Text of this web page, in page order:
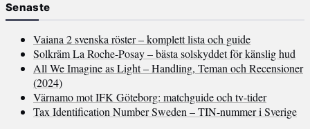
Senaste
Vaiana 2 svenska röster – komplett lista och guide
Solkräm La Roche-Posay – bästa solskyddet för känslig hud
All We Imagine as Light – Handling, Teman och Recensioner
(2024)
Värnamo mot IFK Göteborg: matchguide och tv-tider
Tax Identification Number Sweden – TIN-nummer i Sverige